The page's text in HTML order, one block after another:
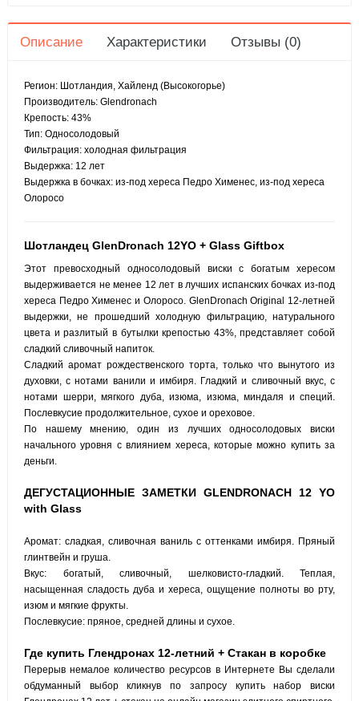
Описание Характеристики Отзывы (0)
Регион: Шотландия, Хайленд (Высокогорье)
Производитель: Glendronach
Крепость: 43%
Тип: Односолодовый
Фильтрация: холодная фильтрация
Выдержка: 12 лет
Выдержка в бочках: из-под хереса Педро Хименес, из-под хереса
Олоросо
Шотландец GlenDronach 12YO + Glass Giftbox
Этот превосходный односолодовый виски с богатым хересом
выдерживается не менее 12 лет в лучших испанских бочках из-под
хереса Педро Хименес и Олоросо. GlenDronach Original 12-летней
выдержки, не прошедший холодную фильтрацию, натурального
цвета и разлитый в бутылки крепостью 43%, представляет собой
сладкий сливочный напиток.
Сладкий аромат рождественского торта, только что вынутого из
духовки, с нотами ванили и имбиря. Гладкий и сливочный вкус, с
нотами шерри, мягкого дуба, изюма, изюма, миндаля и специй.
Послевкусие продолжительное, сухое и ореховое.
По нашему мнению, один из лучших односолодовых виски
начального уровня с влиянием хереса, которые можно купить за
деньги.
ДЕГУСТАЦИОННЫЕ ЗАМЕТКИ GLENDRONACH 12 YO
with Glass
Аромат: сладкая, сливочная ваниль с оттенками имбиря. Пряный
глинтвейн и груша.
Вкус: богатый, сливочный, шелковисто-гладкий. Теплая,
насыщенная сладость дуба и хереса, ощущение полноты во рту,
изюм и мягкие фрукты.
Послевкусие: пряное, средней длины и сухое.
Где купить Глендронах 12-летний + Стакан в коробке
Перерыв немалое количество ресурсов в Интернете Вы сделали
обдуманный выбор кликнув по запросу купить набор виски